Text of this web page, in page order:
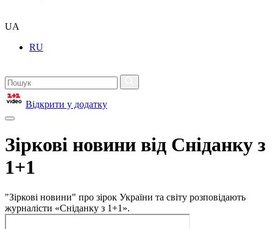
UA
RU
Відкрити у додатку
Зіркові новини від Сніданку з
1+1
"Зіркові новини" про зірок України та світу розповідають
журналісти «Сніданку з 1+1».